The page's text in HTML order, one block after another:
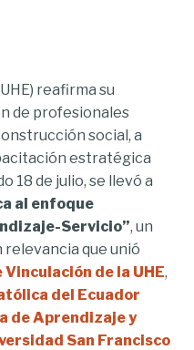
reafirma su
de profesionales
social, a
estratégica
18 de julio, se llevó a
al enfoque
Servicio”, un
que unió
Vinculación de la UHE,
del Ecuador
de Aprendizaje y
San Francisco